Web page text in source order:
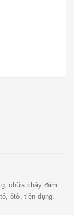
chữa cháy đám
ôtô, tiện dụng.